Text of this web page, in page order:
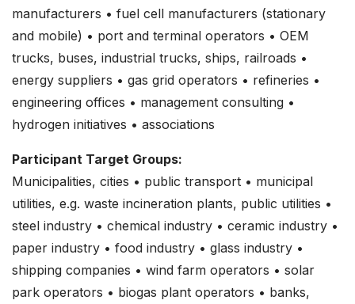
manufacturers • fuel cell manufacturers (stationary
and mobile) • port and terminal operators • OEM
trucks, buses, industrial trucks, ships, railroads •
energy suppliers • gas grid operators • refineries •
engineering offices • management consulting •
hydrogen initiatives • associations
Participant Target Groups:
Municipalities, cities • public transport • municipal
utilities, e.g. waste incineration plants, public utilities •
steel industry • chemical industry • ceramic industry •
paper industry • food industry • glass industry •
shipping companies • wind farm operators • solar
park operators • biogas plant operators • banks,